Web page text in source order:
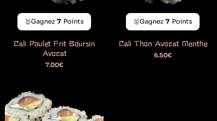
🥇Gagnez 7 Points
Cali Poulet Frit Boursin
Avocat
7.00€
🥇Gagnez 7 Points
Cali Thon Avocat Menthe
6.50€